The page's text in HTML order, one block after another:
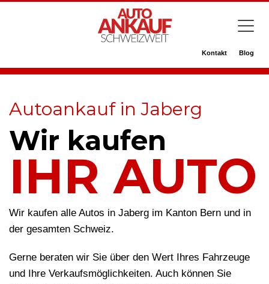
Kontakt Blog
Autoankauf in Jaberg
Wir kaufen
IHR AUTO
Wir kaufen alle Autos in Jaberg im Kanton Bern und in
der gesamten Schweiz.
Gerne beraten wir Sie über den Wert Ihres Fahrzeuge
und Ihre Verkaufsmöglichkeiten. Auch können Sie